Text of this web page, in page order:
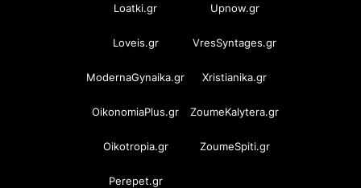
Loatki.gr Upnow.gr
Loveis.gr VresSyntages.gr
ModernaGynaika.gr Xristianika.gr
OikonomiaPlus.gr ZoumeKalytera.gr
Oikotropia.gr ZoumeSpiti.gr
Perepet.gr